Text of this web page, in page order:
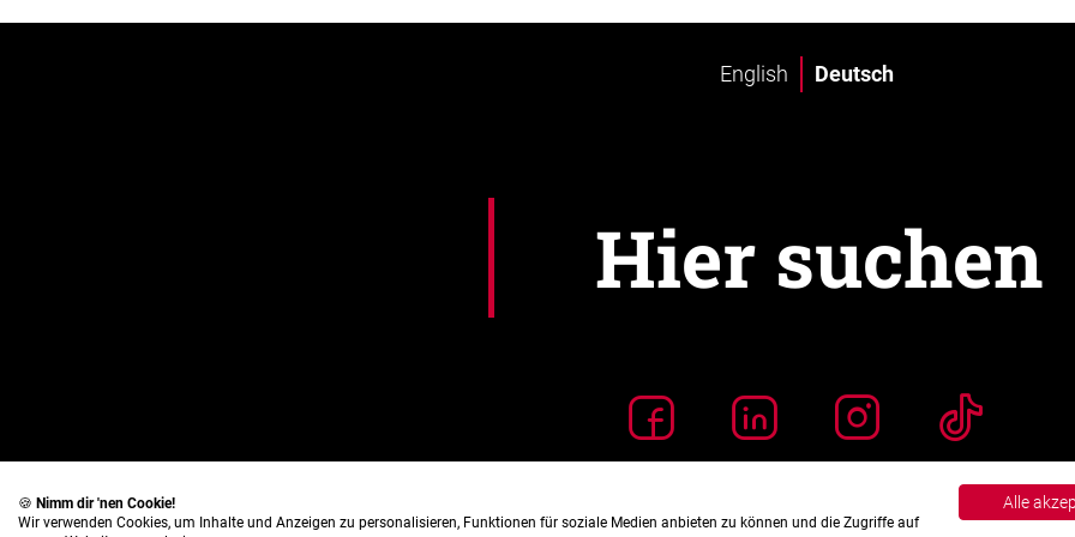
English Deutsch
🍪 Nimm dir 'nen Cookie!
Wir verwenden Cookies, um Inhalte und Anzeigen zu personalisieren, Funktionen für soziale Medien anbieten zu können und die Zugriffe auf
Alle